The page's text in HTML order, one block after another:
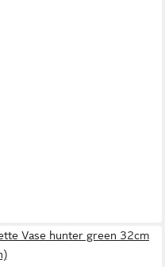
Vase hunter green 32cm